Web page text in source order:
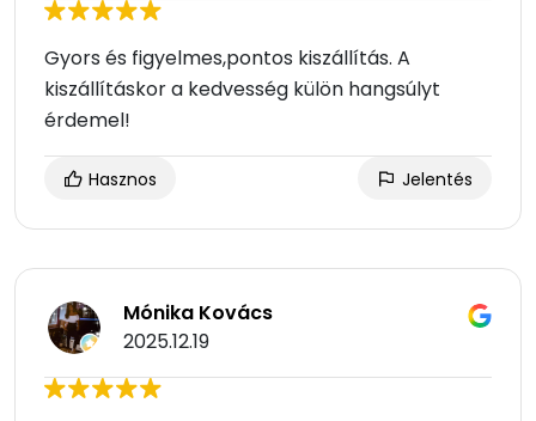
Gyors és figyelmes,pontos kiszállítás. A
kiszállításkor a kedvesség külön hangsúlyt
érdemel!
Hasznos Jelentés
Mónika Kovács
2025.12.19